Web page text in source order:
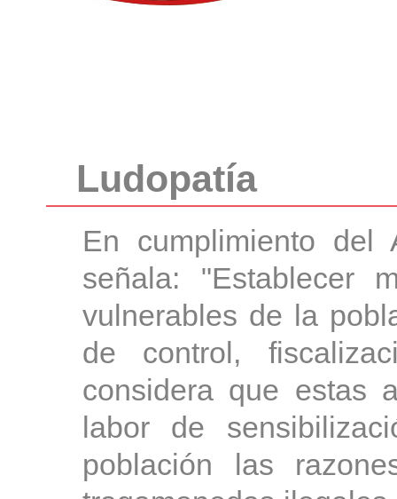
Ludopatía
En cumplimiento
señala: "Establecer
vulnerables de la
de control,
considera que estas
labor de
población las